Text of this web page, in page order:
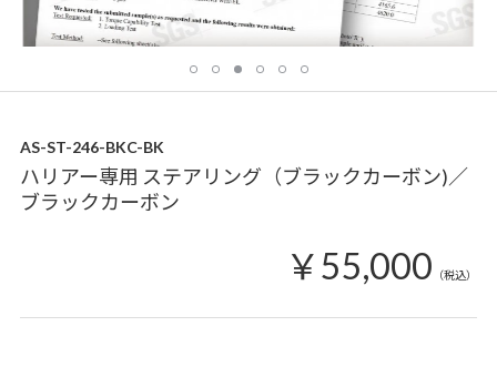
AS-ST-246-BKC-BK
ハリアー専用 ステアリング（ブラックカーボン)／
ブラックカーボン
￥55,000 （税込）